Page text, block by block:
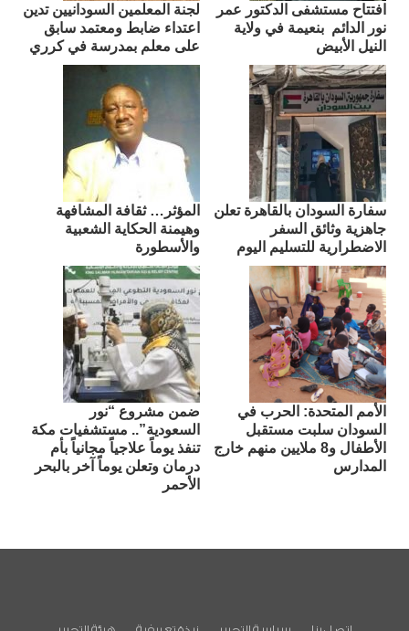
افتتاح مستشفى الدكتور عمر
نور الدائم بنعيمة في ولاية
النيل الأبيض
لجنة المعلمين السودانيين تدين
اعتداء ضابط ومعتمد سابق
على معلم بمدرسة في كرري
سفارة السودان بالقاهرة تعلن
جاهزية وثائق السفر
الاضطرارية للتسليم اليوم
المؤثر… ثقافة المشافهة
وهيمنة الحكاية الشعبية
والأسطورة
الأمم المتحدة: الحرب في
السودان سلبت مستقبل
الأطفال و8 ملايين منهم خارج
المدارس
ضمن مشروع “نور
السعودية”.. مستشفيات مكة
تنفذ يوماً علاجياً مجانياً بأم
درمان وتعلن يوماً آخر بالبحر
الأحمر